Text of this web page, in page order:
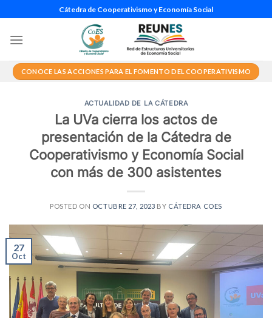
al
contenido
Cátedra de Cooperativismo y Economía Social
CONOCE LAS ACCIONES PARA EL FOMENTO DEL COOPERATIVISMO
ACTUALIDAD DE LA CÁTEDRA
La UVa cierra los actos de
presentación de la Cátedra de
Cooperativismo y Economía Social
con más de 300 asistentes
POSTED ON OCTUBRE 27, 2023 BY CÁTEDRA COES
27
Oct